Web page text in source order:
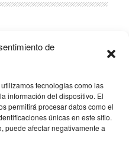
de
tecnologías como las
información del dispositivo. El
permitirá procesar datos como el
únicas en este sitio.
puede afectar negativamente a
Comments
en parte mediante
que se gane una